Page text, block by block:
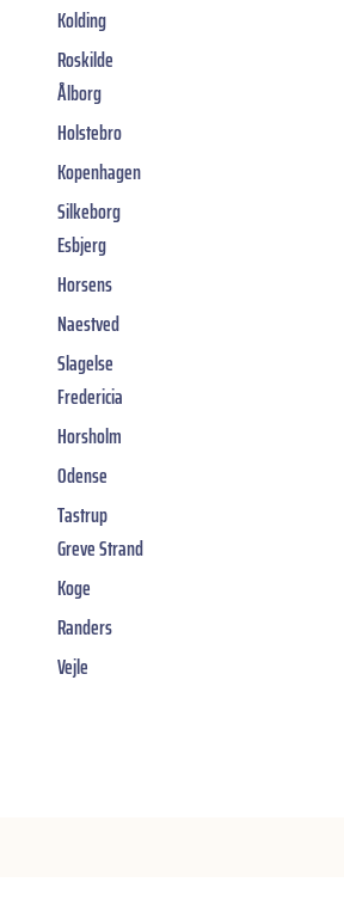
Kolding
Roskilde
Ålborg
Holstebro
Kopenhagen
Silkeborg
Esbjerg
Horsens
Naestved
Slagelse
Fredericia
Horsholm
Odense
Tastrup
Greve Strand
Koge
Randers
Vejle